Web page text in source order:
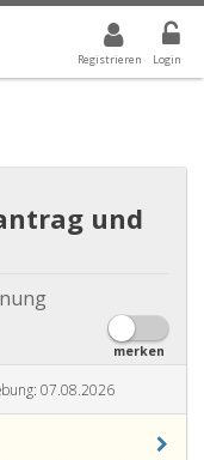
Registrieren Login
IST ALLE
und
merken
07.08.2026